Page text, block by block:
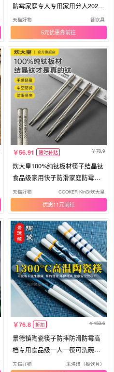
防霉家庭专人专用家用分人2025
新款
天猫好物 餐饮具
5元优惠券
56.91 限时补贴 70.9
炊大皇100%纯钛板材筷子结晶钛
食品级家用快子防滑家庭防霉高
档
天猫好物 COOKER KinG/炊大皇
优惠11元
76.8 折扣 153.6
景德镇陶瓷筷子防摔防滑防霉高
档专用食品级一人一筷可洗碗机
正品
天猫好物 米洛琪（餐饮具）